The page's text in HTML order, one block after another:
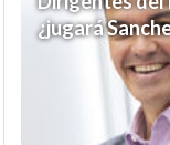
¿jugará